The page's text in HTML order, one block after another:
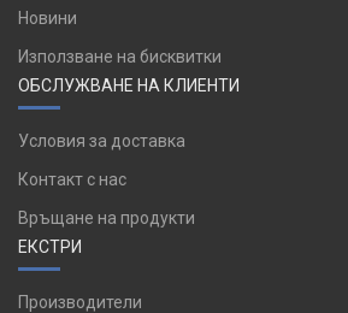
Новини
Използване на бисквитки
ОБСЛУЖВАНЕ НА КЛИЕНТИ
Условия за доставка
Контакт с нас
Връщане на продукти
ЕКСТРИ
Производители